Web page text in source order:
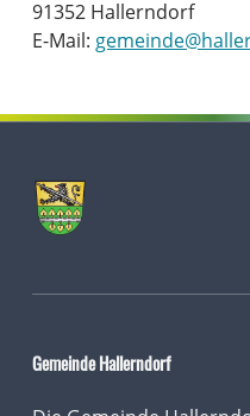
91352 Hallerndorf
E-Mail:
Skip back to main navigation
Gemeinde Hallerndorf